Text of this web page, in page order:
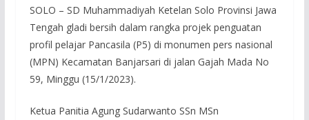
SOLO – SD Muhammadiyah Ketelan Solo Provinsi Jawa
Tengah gladi bersih dalam rangka projek penguatan
profil pelajar Pancasila (P5) di monumen pers nasional
(MPN) Kecamatan Banjarsari di jalan Gajah Mada No
59, Minggu (15/1/2023).
Ketua Panitia Agung Sudarwanto SSn MSn